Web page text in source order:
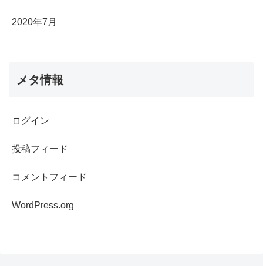
2020年7月
メタ情報
ログイン
投稿フィード
コメントフィード
WordPress.org